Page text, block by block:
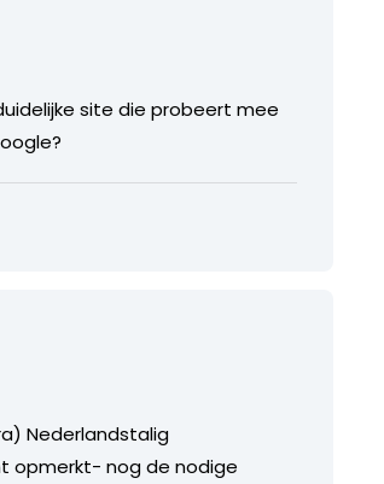
site die probeert mee
Nederlandstalig
opmerkt- nog de nodige